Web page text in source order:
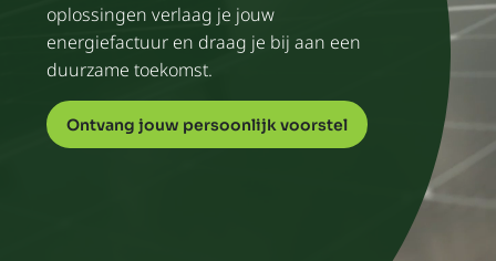
oplossingen verlaag je jouw
energiefactuur en draag je bij aan een
duurzame toekomst.
Ontvang jouw persoonlijk voorstel